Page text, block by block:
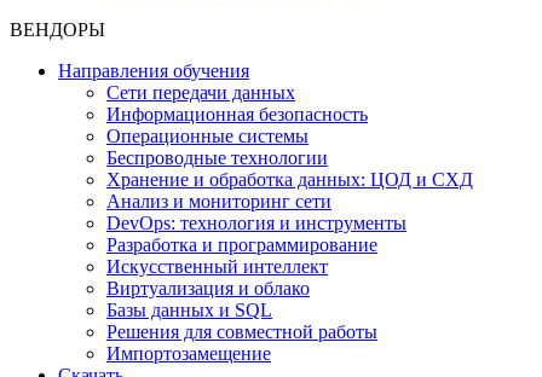
ВЕНДОРЫ
Направления обучения
Сети передачи данных
Информационная безопасность
Операционные системы
Беспроводные технологии
Хранение и обработка данных: ЦОД и СХД
Анализ и мониторинг сети
DevOps: технология и инструменты
Разработка и программирование
Искусственный интеллект
Виртуализация и облако
Базы данных и SQL
Решения для совместной работы
Импортозамещение